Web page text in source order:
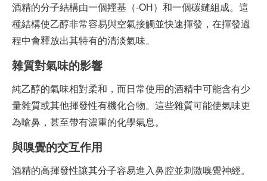
酒精的分子結構由一個羥基（-OH）和一個碳鏈組成。這
種結構使乙醇非常容易與空氣接觸並快速揮發，在揮發過
程中會釋放出其特有的清淡氣味。
雜質對氣味的影響
純乙醇的氣味相對柔和，而日常使用的酒精中可能含有少
量雜質或其他揮發性有機化合物。這些雜質可能使氣味更
為嗆鼻，甚至帶有濃重的化學氣息。
與嗅覺的交互作用
酒精的高揮發性讓其分子容易進入鼻腔並刺激嗅覺神經。